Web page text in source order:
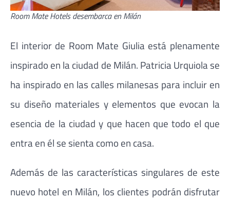
Room Mate Hotels desembarca en Milán
El interior de Room Mate Giulia está plenamente
inspirado en la ciudad de Milán. Patricia Urquiola se
ha inspirado en las calles milanesas para incluir en
su diseño materiales y elementos que evocan la
esencia de la ciudad y que hacen que todo el que
entra en él se sienta como en casa.
Además de las características singulares de este
nuevo hotel en Milán, los clientes podrán disfrutar